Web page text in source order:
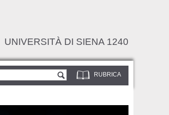
UNIVERSITÀ DI SIENA 1240
RUBRICA
di ricerca